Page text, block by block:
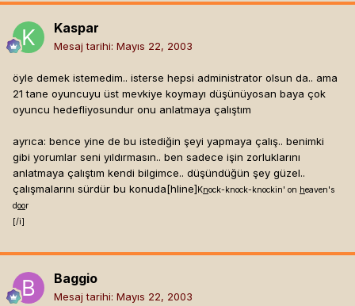
olmuş baya..[hline]
[/i]
Kaspar
Mesaj tarihi: Mayıs 22, 2003
öyle demek istemedim.. isterse hepsi administrator olsun da.. ama
21 tane oyuncuyu üst mevkiye koymayı düşünüyosan baya çok
oyuncu hedefliyosundur onu anlatmaya çalıştım
ayrıca: bence yine de bu istediğin şeyi yapmaya çalış.. benimki
gibi yorumlar seni yıldırmasın.. ben sadece işin zorluklarını
anlatmaya çalıştım kendi bilgimce.. düşündüğün şey güzel..
çalışmalarını sürdür bu konuda[hline] Knock-knock-knockin' on heaven's
door
[/i]
Baggio
Mesaj tarihi: Mayıs 22, 2003